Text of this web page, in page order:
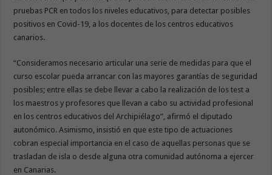
pruebas PCR en todos los niveles educativos, para detectar posibles
positivos en Covid-19, a los docentes de los centros educativos
canarios.
“Consideramos necesario articular una serie de medidas para que el
curso escolar pueda arrancar con las mayores garantías de seguridad
posibles; entre ellas se debe llevar a cabo la realización de los test a
los maestros y profesores que llevan a cabo su actividad profesional
en los centros educativos del Archipiélago”, afirmó el diputado
autonómico. Asimismo, insistió en que este tipo de actuaciones
cobran especial importancia en el caso de aquellas personas que se
trasladan de isla o desde alguna otra comunidad autónoma a ejercer
en Canarias.